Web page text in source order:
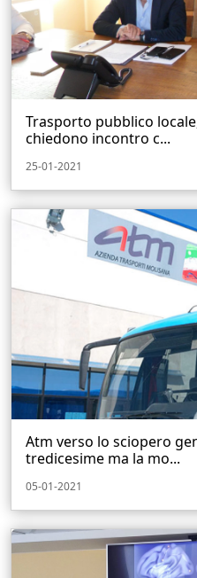
Trasporto pubblico
chiedono incontro c...
25-01-2021
Atm verso lo sciopero
tredicesime ma la mo...
05-01-2021